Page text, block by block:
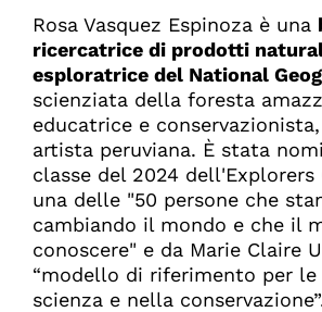
Rosa Vasquez Espinoza è una
ricercatrice di prodotti
esploratrice del National
scienziata della foresta
educatrice e
artista peruviana. È stata
classe del 2024 dell'Explorers
una delle "50 persone che
cambiando il mondo e che il
conoscere" e da Marie Claire
“modello di riferimento per
scienza e nella